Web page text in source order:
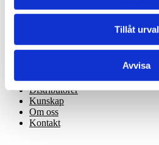
Tillåt urval
Avvisa
Service & Accessories
Reservdelar och tillbehör
Kundcase
Distributörer
Kunskap
Om oss
Kontakt